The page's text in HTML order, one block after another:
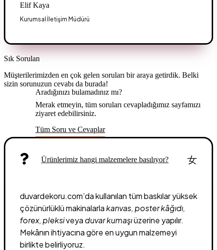
Elif Kaya
Kurumsal İletişim Müdürü
Sık Sorulan
Müşterilerimizden en çok gelen soruları bir araya getirdik. Belki
sizin sorunuzun cevabı da burada!
Aradığınızı bulamadınız mı?
Merak etmeyin, tüm soruları cevapladığımız sayfamızı
ziyaret edebilirsiniz.
Tüm Soru ve Cevaplar
Ürünlerimiz hangi malzemelere basılıyor?
duvardekoru.com’da kullanılan tüm baskılar yüksek
çözünürlüklü makinalarlakanvas, poster kâğıdı,
forex, pleksiveyaduvar kumaşıüzerine yapılır.
Mekânın ihtiyacına göre en uygun malzemeyi
birlikte belirliyoruz.